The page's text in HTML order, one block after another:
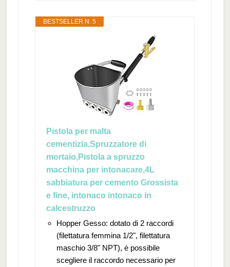
BESTSELLER N. 5
Pistola per malta
cementizia,Spruzzatore di
mortaio,Pistola a spruzzo
macchina per intonacare,4L
sabbiatura per cemento Grossista
e fine, intonaco intonaco in
calcestruzzo
Hopper Gesso: dotato di 2 raccordi
(filettatura femmina 1/2", filettatura
maschio 3/8" NPT), è possibile
scegliere il raccordo necessario per